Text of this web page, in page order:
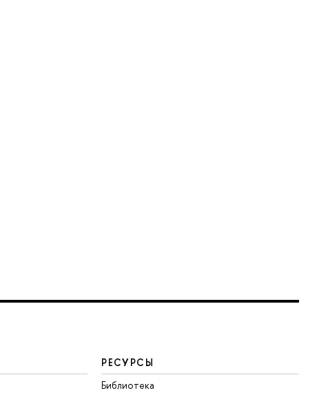
РЕСУРСЫ
Библиотека